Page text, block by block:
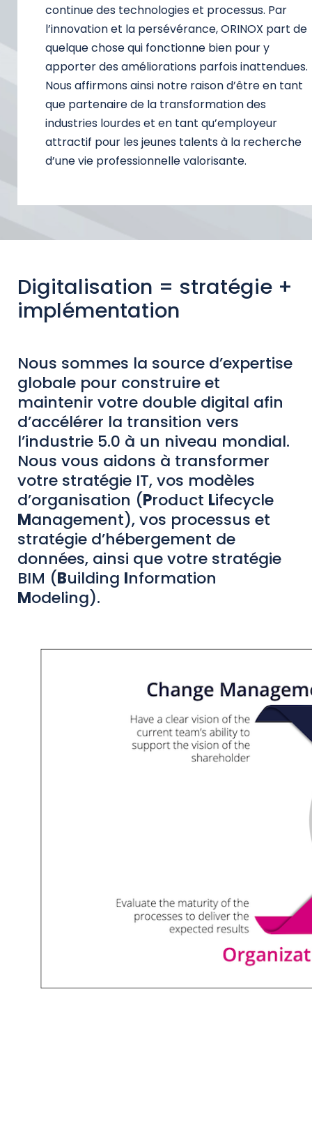
continue des technologies et processus. Par
l’innovation et la persévérance, ORINOX part de
quelque chose qui fonctionne bien pour y
apporter des améliorations parfois inattendues.
Nous affirmons ainsi notre raison d’être en tant
que partenaire de la transformation des
industries lourdes et en tant qu’employeur
attractif pour les jeunes talents à la recherche
d’une vie professionnelle valorisante.
Digitalisation = stratégie +
implémentation
Nous sommes la source d’expertise
globale pour construire et
maintenir votre double digital afin
d’accélérer la transition vers
l’industrie 5.0 à un niveau mondial.
Nous vous aidons à transformer
votre stratégie IT, vos modèles
d’organisation (Product Lifecycle
Management), vos processus et
stratégie d’hébergement de
données, ainsi que votre stratégie
BIM (Building Information
Modeling).